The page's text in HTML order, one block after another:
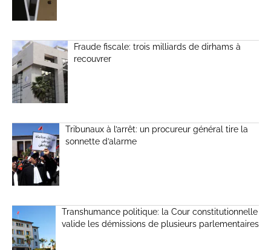
Fraude fiscale: trois milliards de dirhams à
recouvrer
Tribunaux à l’arrêt: un procureur général tire la
sonnette d’alarme
Transhumance politique: la Cour constitutionnelle
valide les démissions de plusieurs parlementaires